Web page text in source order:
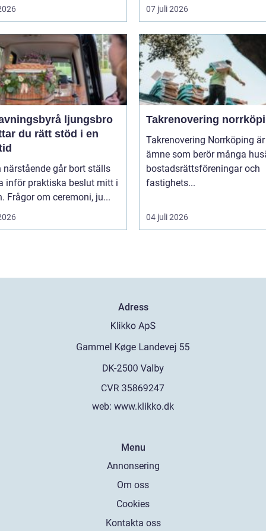
07 juli 2026
ljungsbro
du rätt stöd i en
närstående går bort ställs
inför praktiska beslut mitt i
Frågor om ceremoni, ju...
Takrenovering
Takrenovering Norrköping
ämne som berör många
bostadsrättsföreningar och
fastighets...
04 juli 2026
Adress
web: www.klikko.dk
Menu
Annonsering
Om oss
Cookies
Kontakta oss